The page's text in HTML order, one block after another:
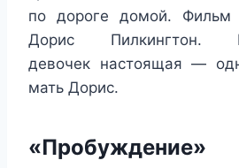
по дороге домой. Фильм
Дорис Пилкингтон.
девочек настоящая —
мать Дорис.
«Пробуждение»